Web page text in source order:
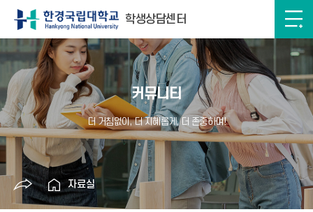
학생상담센터
커뮤니티
자료실